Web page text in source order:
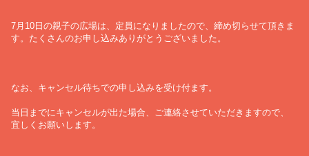
7月10日の親子の広場は、定員になりましたので、締め切らせて頂きま
す。たくさんのお申し込みありがとうございました。
なお、キャンセル待ちでの申し込みを受け付ます。
当日までにキャンセルが出た場合、ご連絡させていただきますので、
宜しくお願いします。